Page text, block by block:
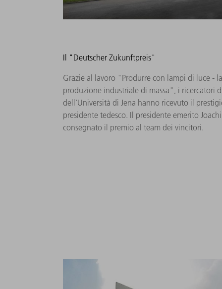
Il "Deutscher Zukunftpreis"
Grazie al lavoro "Produrre con lampi di luce -
produzione industriale di massa", i ricercatori di
dell'Università di Jena hanno ricevuto il
presidente tedesco. Il presidente emerito
consegnato il premio al team dei vincitori.